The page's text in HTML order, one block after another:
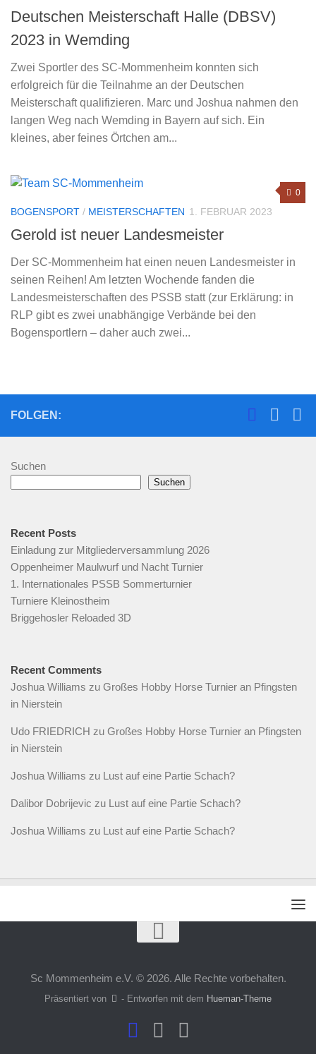
Deutschen Meisterschaft Halle (DBSV)
2023 in Wemding
Zwei Sportler des SC-Mommenheim konnten sich
erfolgreich für die Teilnahme an der Deutschen
Meisterschaft qualifizieren. Marc und Joshua nahmen den
langen Weg nach Wemding in Bayern auf sich. Ein
kleines, aber feines Örtchen am...
0
BOGENSPORT / MEISTERSCHAFTEN 1. FEBRUAR 2023
Gerold ist neuer Landesmeister
Der SC-Mommenheim hat einen neuen Landesmeister in
seinen Reihen! Am letzten Wochende fanden die
Landesmeisterschaften des PSSB statt (zur Erklärung: in
RLP gibt es zwei unabhängige Verbände bei den
Bogensportlern – daher auch zwei...
FOLGEN:
Suchen
Suchen
Recent Posts
Einladung zur Mitgliederversammlung 2026
Oppenheimer Maulwurf und Nacht Turnier
1. Internationales PSSB Sommerturnier
Turniere Kleinostheim
Briggehosler Reloaded 3D
Recent Comments
Joshua Williams zu Großes Hobby Horse Turnier an Pfingsten
in Nierstein
Udo FRIEDRICH zu Großes Hobby Horse Turnier an Pfingsten
in Nierstein
Joshua Williams zu Lust auf eine Partie Schach?
Dalibor Dobrijevic zu Lust auf eine Partie Schach?
Joshua Williams zu Lust auf eine Partie Schach?
Sc Mommenheim e.V. © 2026. Alle Rechte vorbehalten.
Präsentiert von - Entworfen mit dem Hueman-Theme